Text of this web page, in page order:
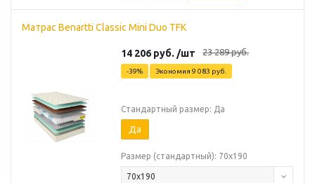
Матрас Benartti Classic Mini Duo TFK
14 206 руб. /шт 23 289руб.
-39% Экономия 9 083 руб.
Стандартный размер: Да
Да
Размер (стандартный): 70х190
70х190